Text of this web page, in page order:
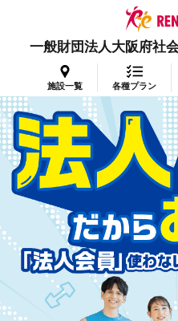
一般財団法人大阪府社
施設一覧 各種プラン